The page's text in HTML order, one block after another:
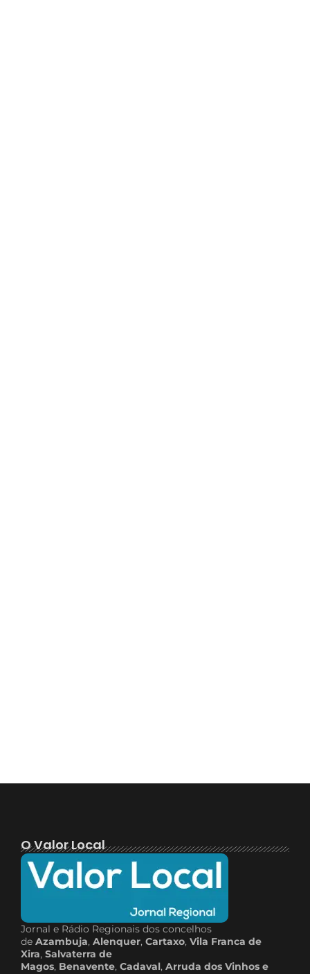
O Valor Local
Jornal e Rádio Regionais dos concelhos
de Azambuja, Alenquer, Cartaxo, Vila Franca de
Xira, Salvaterra de
Magos, Benavente, Cadaval, Arruda dos Vinhos e